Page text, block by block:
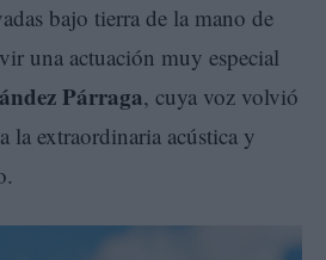
bajo tierra de la mano de
una actuación muy especial
Párraga, cuya voz volvió
la extraordinaria acústica y